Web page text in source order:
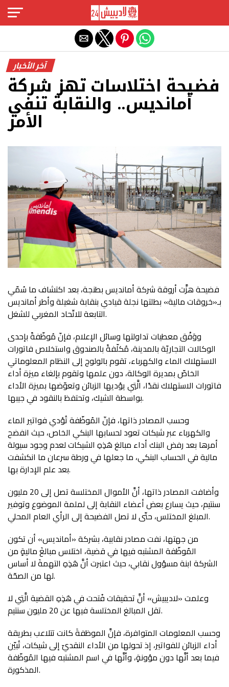
آخر الأخبار
فضيحة اختلاسات تهز شركة
أمانديس.. والنقابة تنفي
الأمر
فضيحة هزَّت أروقة شركة أمانديس بطنجة، بعد اكتشاف ما سُمّي
بـ«خروقات مالية» بطلتها نجلة قيادي بنقابة شغيلة وأطر أمانديس
التابعة للاتّحاد المغربي للشغل.
ووَفْق معطيات تداولتها وسائل الإعلام، فإنّ مُوظّفةً بإحدى
الوكالات التجاريّة بالمدينة، مُكلّفةً بالصندوق واستخلاص فاتورات
الاستهلاك الماء والكهرباء، تقوم بالولوج إلى النظام المعلوماتي
الخاصّ بمديرة الوكالة، دون علمها وتقوم بإلغاء ميزة أداء
فاتورات الاستهلاك نقدًا، الَّتِي يؤديها الزبائن وتعوّضها بميزة الأداء
بواسطة الشيك، وتحتفظ بالنقود في جيبها.
وحسب المصادر ذاتها، فإنّ المُوظّفة تُؤدي فواتير الماء
والكهرباء عبر شيكات تعود لحسابها البنكي الخاص، حيث انفضح
أمرها بعد رفض البنك أداء مبالغ هَذِهِ الشيكات لعدم وجود سيولة
مالية في الحساب البنكي، ما جعلها في ورطة سرعان ما انكشفت
بعد علم الإدارة بها.
وأضافت المصادر ذاتها، أنَّ الأموال المختلسة تصل إلى 20 مليون
سنتيم، حيث يسارع بعض أعضاء النقابة إلى لملمة الموضوع وتوفير
المبلغ المختلس، حتّى لا تصل الفضيحة إلى الرأي العام المحلي.
من جهتها، نفت مصادر نقابية، بشركة «أمانديس» أن تكون
المُوظّفة المشتبه فيها في قضية، اختلاس مبالغَ ماليةٍ من
الشركة ابنة مسؤول نقابي، حيث اعتبرت أنَّ هَذِهِ التهمةَ لا أساس
لها من الصحّة.
وعلمت «لاديبيش» أنَّ تحقيقات فُتحت في هَذِهِ القضية الَّتِي لا
تقل المبالغ المختلسة فيها عن 20 مليون سنتيم.
وحسب المعلومات المتوافرة، فإنَّ الموظفةَ كانت تتلاعب بطريقة
أداء الزبائن للفواتير، إذ تحولها من الأداء النقديّ إلى شيكات، تُبيّن
فيما بعد أنَّها دون مؤونةٍ، وأنَّها في اسم المشتبه فيها المُوظّفة
المذكورة.
Exit mobile version